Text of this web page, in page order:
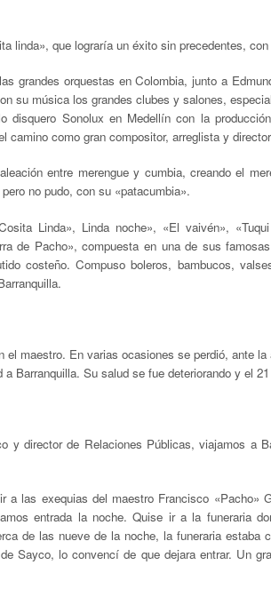
linda», que lograría un éxito sin precedentes,
grandes orquestas en Colombia, junto a
su música los grandes clubes y salones,
disquero Sonolux en Medellín con la
camino como gran compositor, arreglista y
entre merengue y cumbia, creando el
no pudo, con su «patacumbia».
Linda», Linda noche», «El vaivén», «
de Pacho», compuesta en una de sus
costeño. Compuso boleros, bambucos,
maestro. En varias ocasiones se perdió, ante
Barranquilla. Su salud se fue deteriorando y el
y director de Relaciones Públicas, viajamos a
a las exequias del maestro Francisco «Pacho»
entrada la noche. Quise ir a la funeraria
de las nueve de la noche, la funeraria estaba
Sayco, lo convencí de que dejara entrar. Un